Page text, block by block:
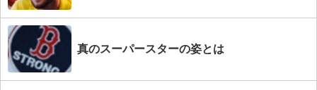
真のスーパースターの姿とは